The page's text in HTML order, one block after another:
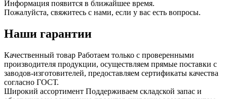
Информация появится в ближайшее время.
Пожалуйста, свяжитесь с нами, если у вас есть вопросы.
Наши гарантии
Качественный товар Работаем только с проверенными
производителя продукции, осуществляем прямые поставки с
заводов-изготовителей, предоставляем сертификаты качества
согласно ГОСТ.
Широкий ассортимент Поддерживаем складской запас и